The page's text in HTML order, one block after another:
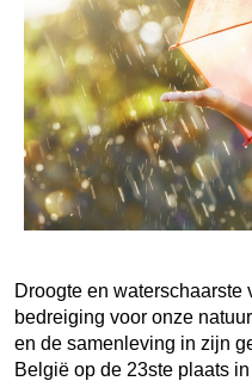
Droogte en waterschaarste
bedreiging voor onze
en de samenleving in zijn
België op de 23ste plaats